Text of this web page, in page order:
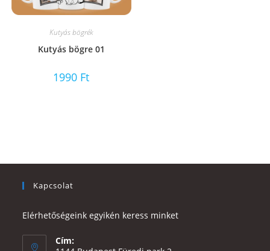
Kutyás bögrék
Kutyás bögre 01
1990 Ft
Kapcsolat
Elérhetőségeink egyikén keress minket
Cím: